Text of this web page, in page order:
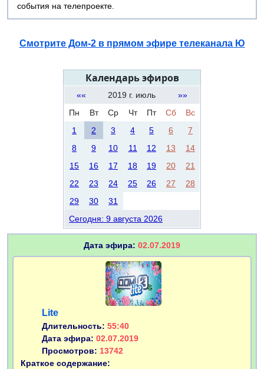
события на телепроекте.
Смотрите Дом-2 в прямом эфире телеканала Ю
Календарь эфиров
«« 2019 г. июль
»»
Пн
Вт Ср Чт Пт Сб
Вс
1
2 3 4 5 6
7
8
9 10 11 12 13
14
15
16 17 18 19 20
21
22
23 24 25 26 27
28
29
30
31
Сегодня: 9 августа 2026
Дата эфира: 02.07.2019
Lite
Длительность: 55:40
Дата эфира: 02.07.2019
Просмотров: 13742
Краткое содержание: